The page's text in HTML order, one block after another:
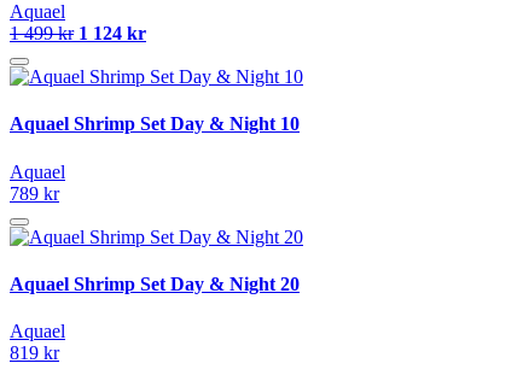
Aquael
1 499 kr 1 124 kr
Aquael Shrimp Set Day & Night 10
Aquael
789 kr
Aquael Shrimp Set Day & Night 20
Aquael
819 kr